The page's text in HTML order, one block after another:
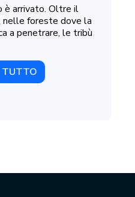
è arrivato. Oltre il
nelle foreste dove la
a penetrare, le tribù
TUTTO